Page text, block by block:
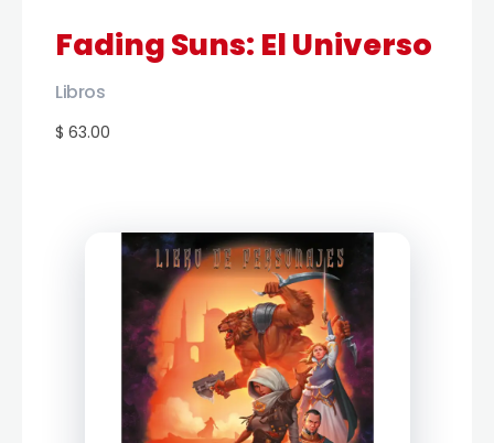
Fading Suns: El Universo
$ 63.00
Libros